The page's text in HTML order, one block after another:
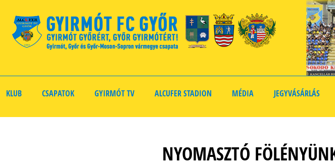
KLUB CSAPATOK GYIRMÓT TV ALCUFER STADION MÉDIA JEGYVÁSÁRLÁS
NYOMASZTÓ